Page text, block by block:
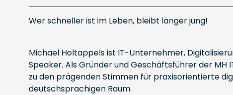
Wer schneller ist im Leben, bleibt länger jung!
Michael Holtappels ist IT-Unternehmer,
Speaker. Als Gründer und Geschäftsführer der MH
zu den prägenden Stimmen für praxisorientierte
deutschsprachigen Raum.